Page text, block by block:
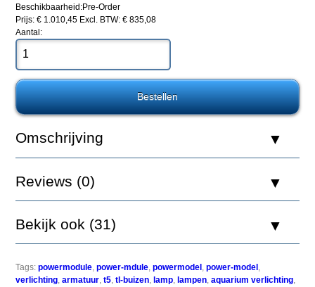
Een
favoriet
hobbyisten
die
top-
of-
line
lage
willen.
ATI
Miro-
Silver
Beschikbaarheid:Pre-Order
Prijs: € 1.010,45 Excl. BTW: € 835,08
Aantal:
Omschrijving
Reviews (0)
Bekijk ook (31)
Tags: powermodule,power-mdule,powermodel ,power-model ,
verlichting,armatuur,t5,tl-buizen, lamp, lampen,aquarium verlichting,